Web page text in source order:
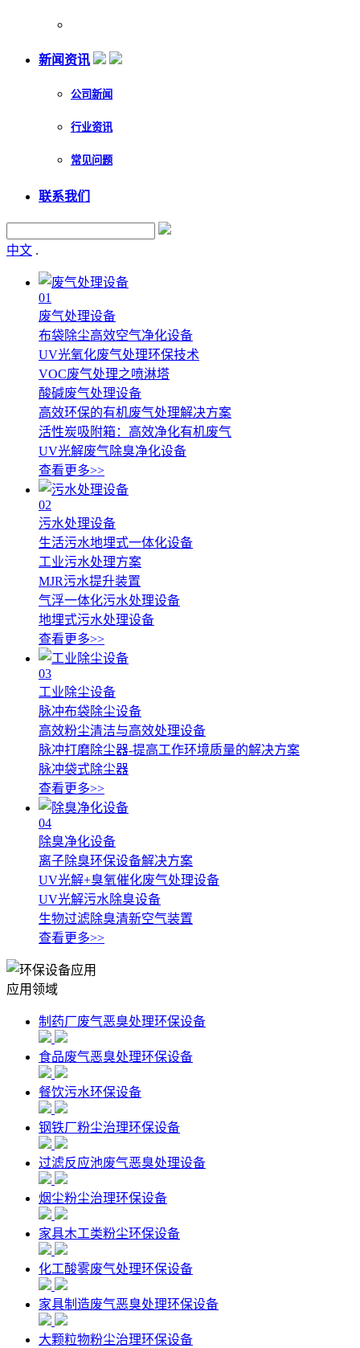
新闻资讯
公司新闻
行业资讯
常见问题
联系我们
中文 .
01
废气处理设备
布袋除尘高效空气净化设备
UV光氧化废气处理环保技术
VOC废气处理之喷淋塔
酸碱废气处理设备
高效环保的有机废气处理解决方案
活性炭吸附箱：高效净化有机废气
UV光解废气除臭净化设备
查看更多>>
02
污水处理设备
生活污水地埋式一体化设备
工业污水处理方案
MJR污水提升装置
气浮一体化污水处理设备
地埋式污水处理设备
查看更多>>
03
工业除尘设备
脉冲布袋除尘设备
高效粉尘清洁与高效处理设备
脉冲打磨除尘器-提高工作环境质量的解决方案
脉冲袋式除尘器
查看更多>>
04
除臭净化设备
离子除臭环保设备解决方案
UV光解+臭氧催化废气处理设备
UV光解污水除臭设备
生物过滤除臭清新空气装置
查看更多>>
应用领域
制药厂废气恶臭处理环保设备
食品废气恶臭处理环保设备
餐饮污水环保设备
钢铁厂粉尘治理环保设备
过滤反应池废气恶臭处理设备
烟尘粉尘治理环保设备
家具木工类粉尘环保设备
化工酸雾废气处理环保设备
家具制造废气恶臭处理环保设备
大颗粒物粉尘治理环保设备